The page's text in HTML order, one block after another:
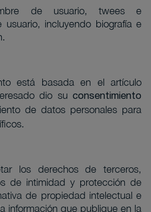
de usuario, twees e
usuario, incluyendo biografía e
está basada en el artículo
dio su
consentimiento
de datos personales para
los derechos de terceros,
de intimidad y protección de
de propiedad intelectual e
información que publique en la